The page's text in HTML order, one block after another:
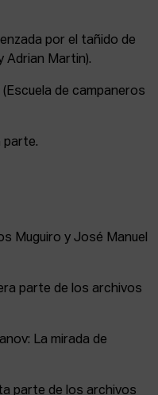
por el tañido de
Adrian Martin).
de campaneros
parte.
Muguiro y José Manuel
parte de los archivos
La mirada de
parte de los archivos